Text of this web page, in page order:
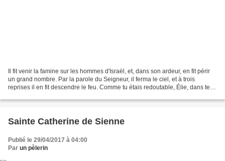
Il fit venir la famine sur les hommes d'Israël, et, dans son ardeur, en fit périr
un grand nombre. Par la parole du Seigneur, il ferma le ciel, et à trois
reprises il en fit descendre le feu. Comme tu étais redoutable, Élie, dans tes
Sainte Catherine de Sienne
Publié le 29/04/2017 à 04:00
Par un pèlerin